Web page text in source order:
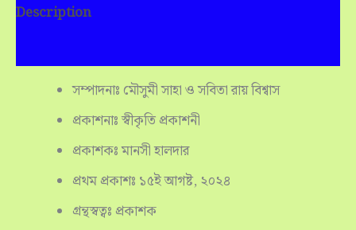
Description
সম্পাদনাঃ মৌসুমী সাহা ও সবিতা রায় বিশ্বাস
প্রকাশনাঃ স্বীকৃতি প্রকাশনী
প্রকাশকঃ মানসী হালদার
প্রথম প্রকাশঃ ১৫ই আগষ্ট, ২০২৪
গ্রন্থস্বত্বঃ প্রকাশক